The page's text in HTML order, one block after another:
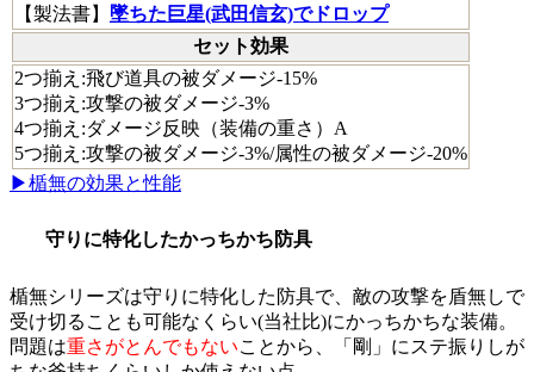
【製法書】 墜ちた巨星(武田信玄)でドロップ
セット効果
2つ揃え:飛び道具の被ダメージ-15%
3つ揃え:攻撃の被ダメージ-3%
4つ揃え:ダメージ反映（装備の重さ）A
5つ揃え:攻撃の被ダメージ-3%/属性の被ダメージ-20%
▶楯無の効果と性能
守りに特化したかっちかち防具
楯無シリーズは守りに特化した防具で、敵の攻撃を盾無しで
受け切ることも可能なくらい(当社比)にかっちかちな装備。
問題は重さがとんでもないことから、「剛」にステ振りしが